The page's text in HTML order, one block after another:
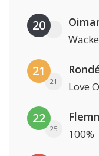
20
21
21 Love
22
25 100%